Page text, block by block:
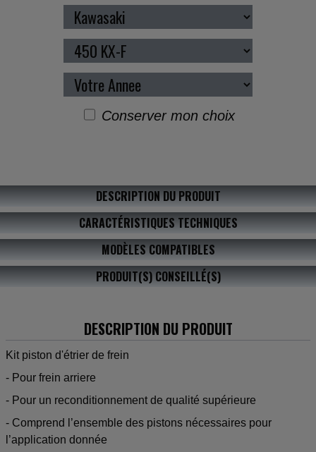
Conserver mon choix
DESCRIPTION DU PRODUIT
CARACTÉRISTIQUES TECHNIQUES
MODÈLES COMPATIBLES
PRODUIT(S) CONSEILLÉ(S)
DESCRIPTION DU PRODUIT
Kit piston d'étrier de frein
- Pour frein arriere
- Pour un reconditionnement de qualité supérieure
- Comprend l’ensemble des pistons nécessaires pour
l’application donnée